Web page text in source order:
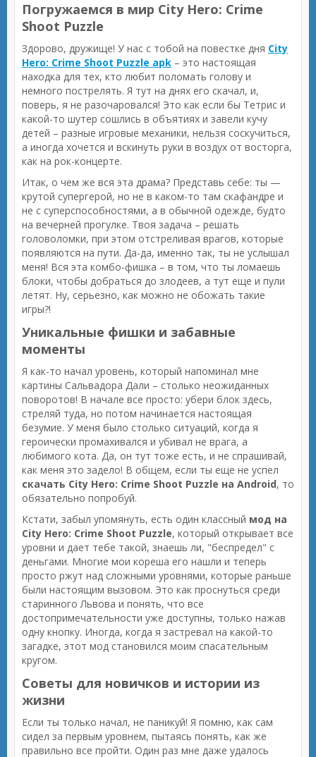
Погружаемся в мир City Hero: Crime
Shoot Puzzle
Здорово, дружище! У нас с тобой на повестке дня City
Hero: Crime Shoot Puzzle apk – это настоящая
находка для тех, кто любит поломать голову и
немного пострелять. Я тут на днях его скачал, и,
поверь, я не разочаровался! Это как если бы Тетрис и
какой-то шутер сошлись в объятиях и завели кучу
детей – разные игровые механики, нельзя соскучиться,
а иногда хочется и вскинуть руки в воздух от восторга,
как на рок-концерте.
Итак, о чем же вся эта драма? Представь себе: ты —
крутой супергерой, но не в каком-то там скафандре и
не с суперспособностями, а в обычной одежде, будто
на вечерней прогулке. Твоя задача – решать
головоломки, при этом отстреливая врагов, которые
появляются на пути. Да-да, именно так, ты не услышал
меня! Вся эта комбо-фишка – в том, что ты ломаешь
блоки, чтобы добраться до злодеев, а тут еще и пули
летят. Ну, серьезно, как можно не обожать такие
игры?!
Уникальные фишки и забавные
моменты
Я как-то начал уровень, который напоминал мне
картины Сальвадора Дали – столько неожиданных
поворотов! В начале все просто: убери блок здесь,
стреляй туда, но потом начинается настоящая
безумие. У меня было столько ситуаций, когда я
героически промахивался и убивал не врага, а
любимого кота. Да, он тут тоже есть, и не спрашивай,
как меня это задело! В общем, если ты еще не успел
скачать City Hero: Crime Shoot Puzzle на Android, то
обязательно попробуй.
Кстати, забыл упомянуть, есть один классный мод на
City Hero: Crime Shoot Puzzle, который открывает все
уровни и дает тебе такой, знаешь ли, "беспредел" с
деньгами. Многие мои кореша его нашли и теперь
просто ржут над сложными уровнями, которые раньше
были настоящим вызовом. Это как проснуться среди
старинного Львова и понять, что все
достопримечательности уже доступны, только нажав
одну кнопку. Иногда, когда я застревал на какой-то
загадке, этот мод становился моим спасательным
кругом.
Советы для новичков и истории из
жизни
Если ты только начал, не паникуй! Я помню, как сам
сидел за первым уровнем, пытаясь понять, как же
правильно все пройти. Один раз мне даже удалось